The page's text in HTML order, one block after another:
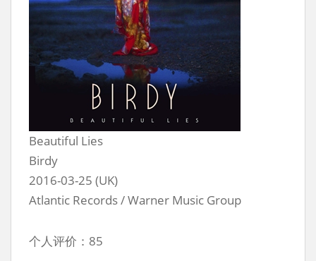
Beautiful Lies
Birdy
2016-03-25 (UK)
Atlantic Records / Warner Music Group
个人评价：85